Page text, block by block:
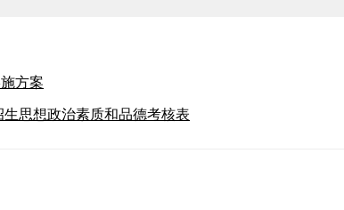
方案
生思想政治素质和品德考核表